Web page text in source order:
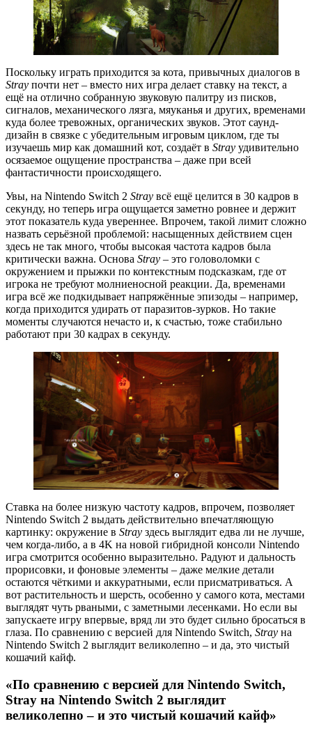
Поскольку играть приходится за кота, привычных диалогов в
Stray почти нет – вместо них игра делает ставку на текст, а
ещё на отлично собранную звуковую палитру из писков,
сигналов, механического лязга, мяуканья и других, временами
куда более тревожных, органических звуков. Этот саунд-
дизайн в связке с убедительным игровым циклом, где ты
изучаешь мир как домашний кот, создаёт в Stray удивительно
осязаемое ощущение пространства – даже при всей
фантастичности происходящего.
Увы, на Nintendo Switch 2 Stray всё ещё целится в 30 кадров в
секунду, но теперь игра ощущается заметно ровнее и держит
этот показатель куда увереннее. Впрочем, такой лимит сложно
назвать серьёзной проблемой: насыщенных действием сцен
здесь не так много, чтобы высокая частота кадров была
критически важна. Основа Stray – это головоломки с
окружением и прыжки по контекстным подсказкам, где от
игрока не требуют молниеносной реакции. Да, временами
игра всё же подкидывает напряжённые эпизоды – например,
когда приходится удирать от паразитов-зурков. Но такие
моменты случаются нечасто и, к счастью, тоже стабильно
работают при 30 кадрах в секунду.
Ставка на более низкую частоту кадров, впрочем, позволяет
Nintendo Switch 2 выдать действительно впечатляющую
картинку: окружение в Stray здесь выглядит едва ли не лучше,
чем когда-либо, а в 4K на новой гибридной консоли Nintendo
игра смотрится особенно выразительно. Радуют и дальность
прорисовки, и фоновые элементы – даже мелкие детали
остаются чёткими и аккуратными, если присматриваться. А
вот растительность и шерсть, особенно у самого кота, местами
выглядят чуть рваными, с заметными лесенками. Но если вы
запускаете игру впервые, вряд ли это будет сильно бросаться в
глаза. По сравнению с версией для Nintendo Switch, Stray на
Nintendo Switch 2 выглядит великолепно – и да, это чистый
кошачий кайф.
«По сравнению с версией для Nintendo Switch,
Stray на Nintendo Switch 2 выглядит
великолепно – и это чистый кошачий кайф»